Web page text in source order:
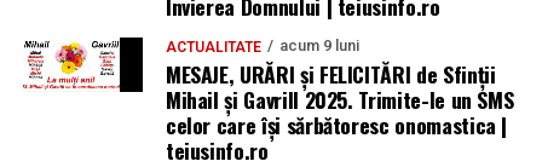
2026. AJOFM Alba a publicat lista posturilor
vacante
Bărbat de 30 de ani din Galda de Jos, reținut după
ce și-ar fi agresat și violat partenera
-Sfinţii Constantin şi Elena să te călăuzească mereu!
Cele mai calde urări de bine, sănătate şi fericire, de ziua
numelui. La mulţi ani, Constantin!
-E ziua ta, dragă Elena! Îţi urez cele mai frumoase clipe,
bucurie, speranţă şi multe, multe împliniri!
ACTUALITATE acum 9 luni
MESAJE, URĂRI și FELICITĂRI de Sfinții
Mihail și Gavrill 2025. Trimite-le un SMS
celor care își sărbătoresc onomastica |
teiusinfo.ro